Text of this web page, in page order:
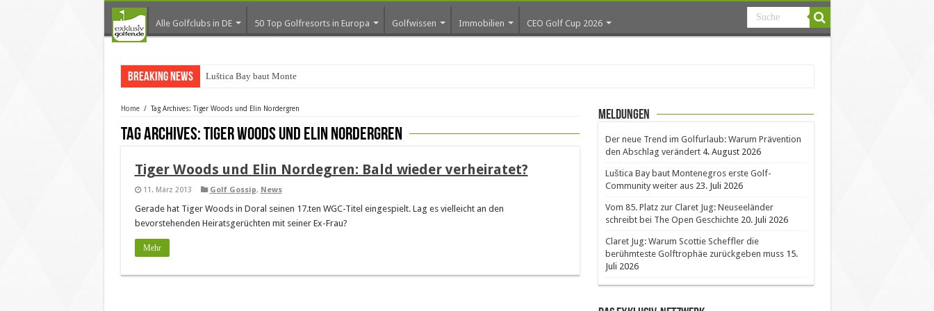
Alle Golfclubs in DE 50 Top Golfresorts in Europa Golfwissen Immobilien CEO Golf Cup 2026
Breaking News Luštica Bay baut Montenegros e
Home / Tag Archives: Tiger Woods und Elin Nordergren
Tag Archives:Tiger Woods und Elin Nordergren
Tiger Woods und Elin Nordegren: Bald wieder verheiratet?
11. März 2013 Golf Gossip, News
Gerade hat Tiger Woods in Doral seinen 17.ten WGC-Titel eingespielt. Lag es vielleicht an den
bevorstehenden Heiratsgerüchten mit seiner Ex-Frau?
Mehr
Meldungen
Der neue Trend im Golfurlaub: Warum Prävention
den Abschlag verändert 4. August 2026
Luštica Bay baut Montenegros erste Golf-
Community weiter aus 23. Juli 2026
Vom 85. Platz zur Claret Jug: Neuseeländer
schreibt bei The Open Geschichte 20. Juli 2026
Claret Jug: Warum Scottie Scheffler die
berühmteste Golftrophäe zurückgeben muss 15.
Juli 2026